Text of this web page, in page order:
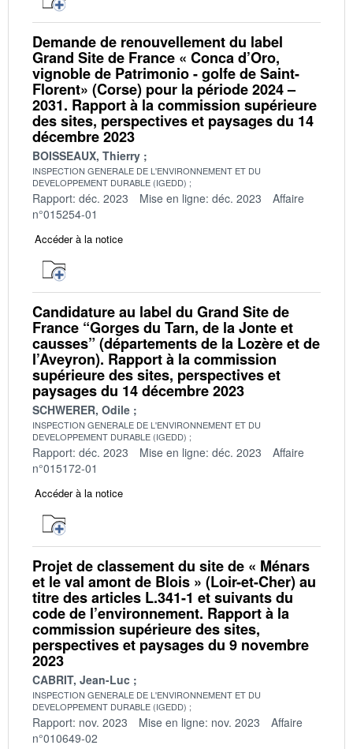
Demande de renouvellement du label
Grand Site de France « Conca d’Oro,
vignoble de Patrimonio - golfe de Saint-
Florent» (Corse) pour la période 2024 –
2031. Rapport à la commission supérieure
des sites, perspectives et paysages du 14
décembre 2023
BOISSEAUX, Thierry
INSPECTION GENERALE DE L'ENVIRONNEMENT ET DU
DEVELOPPEMENT DURABLE (IGEDD)
Rapport: déc. 2023 Mise en ligne: déc. 2023
Affaire
n°015254-01
Accéder à la notice
Candidature au label du Grand Site de
France “Gorges du Tarn, de la Jonte et
causses” (départements de la Lozère et de
l’Aveyron). Rapport à la commission
supérieure des sites, perspectives et
paysages du 14 décembre 2023
SCHWERER, Odile
INSPECTION GENERALE DE L'ENVIRONNEMENT ET DU
DEVELOPPEMENT DURABLE (IGEDD)
Rapport: déc. 2023 Mise en ligne: déc. 2023
Affaire
n°015172-01
Accéder à la notice
Projet de classement du site de « Ménars
et le val amont de Blois » (Loir-et-Cher) au
titre des articles L.341-1 et suivants du
code de l’environnement. Rapport à la
commission supérieure des sites,
perspectives et paysages du 9 novembre
2023
CABRIT, Jean-Luc
INSPECTION GENERALE DE L'ENVIRONNEMENT ET DU
DEVELOPPEMENT DURABLE (IGEDD)
Rapport: nov. 2023 Mise en ligne: nov. 2023
Affaire
n°010649-02